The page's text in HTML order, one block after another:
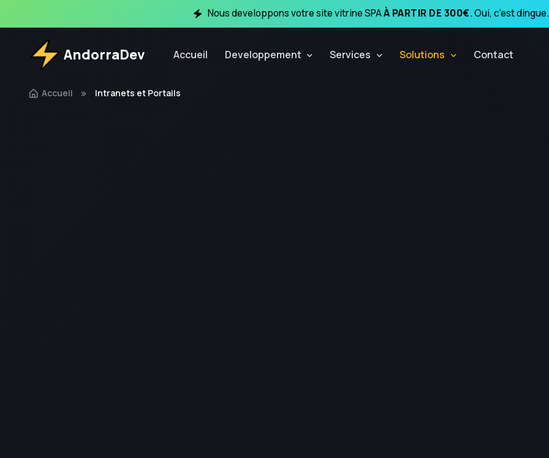
Nous developpons votre site vitrine SPAÀ PARTIR DE 300€. Oui, c'est dingue.
AndorraDev Accueil Developpement Services Solutions Contact
Accueil Intranets et Portails